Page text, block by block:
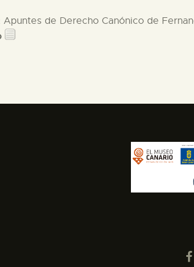
Apuntes de Derecho Canónico de